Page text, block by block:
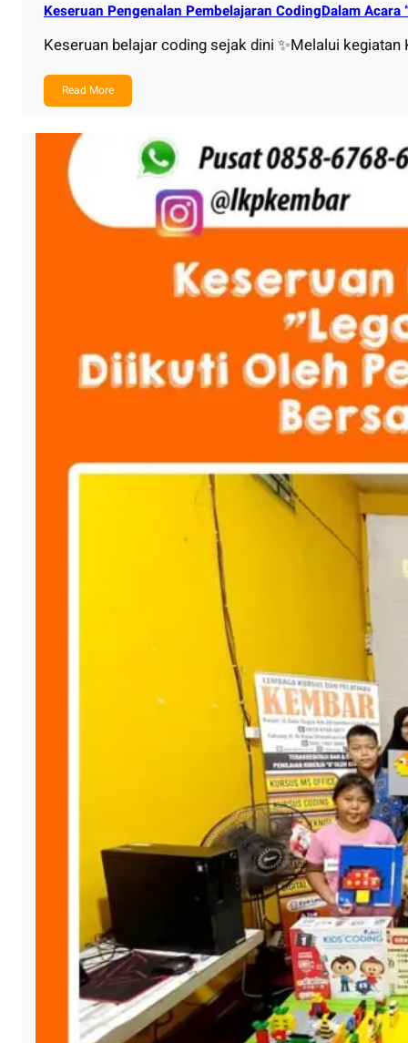
Keseruan Pengenalan Pembelajaran CodingDalam Acara
Keseruan belajar coding sejak dini ✨Melalui kegiatan
Read More